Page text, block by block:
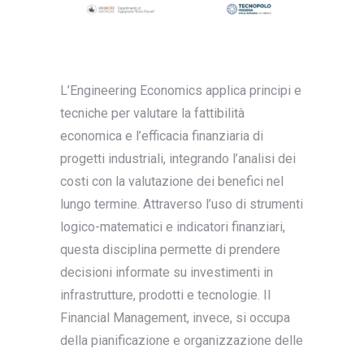
L’Engineering Economics applica principi e
tecniche per valutare la fattibilità
economica e l’efficacia finanziaria di
progetti industriali, integrando l’analisi dei
costi con la valutazione dei benefici nel
lungo termine. Attraverso l’uso di strumenti
logico-matematici e indicatori finanziari,
questa disciplina permette di prendere
decisioni informate su investimenti in
infrastrutture, prodotti e tecnologie. Il
Financial Management, invece, si occupa
della pianificazione e organizzazione delle